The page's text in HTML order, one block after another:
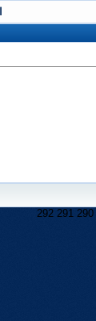
290
291
292